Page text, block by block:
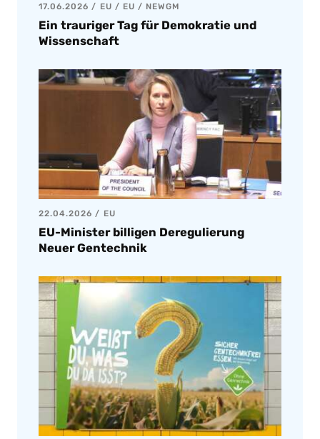
17.06.2026 EU / EU / NEWGM
Ein trauriger Tag für Demokratie und
Wissenschaft
22.04.2026 EU
EU-Minister billigen Deregulierung
Neuer Gentechnik